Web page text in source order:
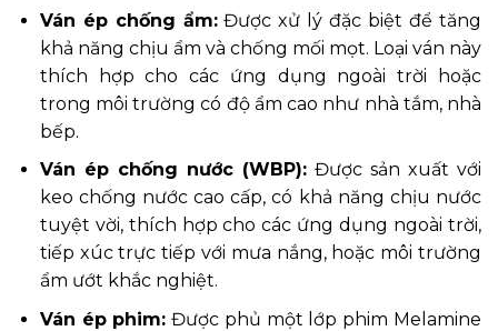
Ván ép chống ẩm:Được xử lý đặc biệt để tăng
khả năng chịu ẩm và chống mối mọt. Loại ván này
thích hợp cho các ứng dụng ngoài trời hoặc
trong môi trường có độ ẩm cao như nhà tắm, nhà
bếp.
Ván ép chống nước (WBP):Được sản xuất với
keo chống nước cao cấp, có khả năng chịu nước
tuyệt vời, thích hợp cho các ứng dụng ngoài trời,
tiếp xúc trực tiếp với mưa nắng, hoặc môi trường
ẩm ướt khắc nghiệt.
Ván ép phim: Được phủ một lớp phim Melamine